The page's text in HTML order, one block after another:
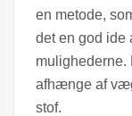
en metode,
det en god ide
mulighederne.
afhænge af
stof.